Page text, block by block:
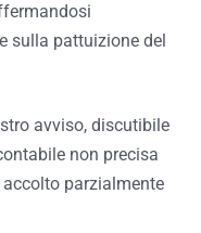
sulla pattuizione del
avviso, discutibile
non precisa
accolto parzialmente